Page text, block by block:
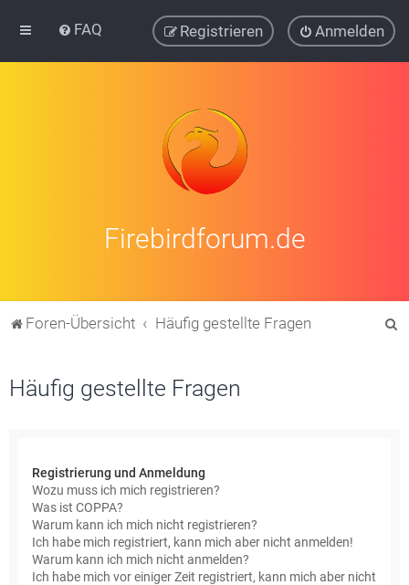
FAQ Anmelden
Registrieren
Firebirdforum.de
Foren-Übersicht Häufig gestellte Fragen
Häufig gestellte Fragen
Registrierung und Anmeldung
Wozu muss ich mich registrieren?
Was ist COPPA?
Warum kann ich mich nicht registrieren?
Ich habe mich registriert, kann mich aber nicht anmelden!
Warum kann ich mich nicht anmelden?
Ich habe mich vor einiger Zeit registriert, kann mich aber nicht